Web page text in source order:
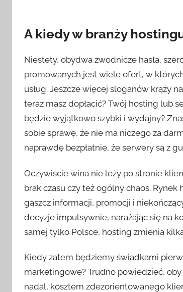
A kiedy w branży
Niestety, obydwa zwodnicze hasła,
promowanych jest wiele ofert, w
usług. Jeszcze więcej sloganów krąży
teraz masz dopłacić? Twój hosting lub
będzie wyjątkowo szybki i wydajny?
sobie sprawę, że nie ma niczego za
naprawdę bezpłatnie, że serwery są z
Oczywiście wina nie leży po stronie
brak czasu czy też ogólny chaos.
gąszcz informacji, promocji i
decyzje impulsywnie, narażając się na
samej tylko Polsce, hosting zmienia
Kiedy zatem będziemy świadkami
marketingowe? Trudno powiedzieć,
nadal, kosztem zdezorientowanego